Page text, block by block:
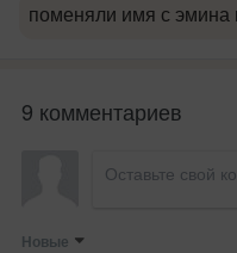
поменяли имя с эмина
9 комментариев
Новые